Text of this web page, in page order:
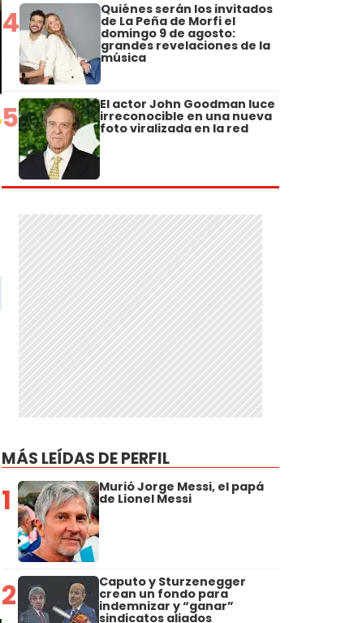
4 Quiénes serán los invitados
de La Peña de Morfi el
domingo 9 de agosto:
grandes revelaciones de la
música
5 El actor John Goodman luce
irreconocible en una nueva
foto viralizada en la red
MÁS LEÍDAS DE PERFIL
1 Murió Jorge Messi, el papá
de Lionel Messi
2 Caputo y Sturzenegger
crean un fondo para
indemnizar y “ganar”
sindicatos aliados